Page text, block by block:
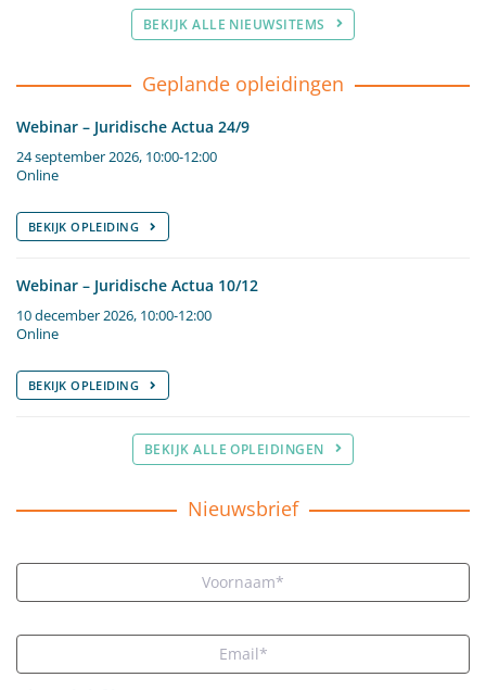
BEKIJK ALLE NIEUWSITEMS
Geplande opleidingen
Webinar – Juridische Actua 24/9
24 september 2026, 10:00-12:00
Online
BEKIJK OPLEIDING
Webinar – Juridische Actua 10/12
10 december 2026, 10:00-12:00
Online
BEKIJK OPLEIDING
BEKIJK ALLE OPLEIDINGEN
Nieuwsbrief